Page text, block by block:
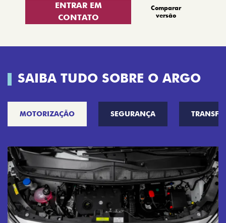
ENTRAR EM
CONTATO
Comparar
versão
SAIBA TUDO SOBRE O ARGO
MOTORIZAÇÃO SEGURANÇA